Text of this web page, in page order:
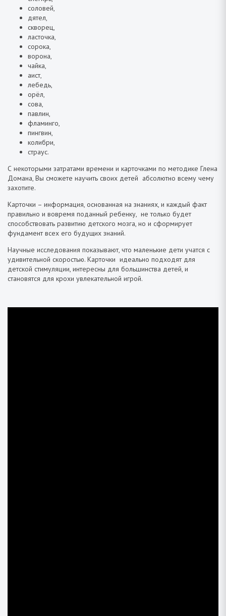
соловей,
дятел,
скворец,
ласточка,
сорока,
ворона,
чайка,
аист,
лебедь,
орёл,
сова,
павлин,
фламинго,
пингвин,
колибри,
страус.
С некоторыми затратами времени и карточками по методике Глена
Домана, Вы сможете научить своих детей абсолютно всему чему
захотите.
Карточки – информация, основанная на знаниях, и каждый факт
правильно и вовремя поданный ребенку, не только будет
способствовать развитию детского мозга, но и сформирует
фундамент всех его будущих знаний.
Научные исследования показывают, что маленькие дети учатся с
удивительной скоростью. Карточки идеально подходят для
детской стимуляции, интересны для большинства детей, и
становятся для крохи увлекательной игрой.